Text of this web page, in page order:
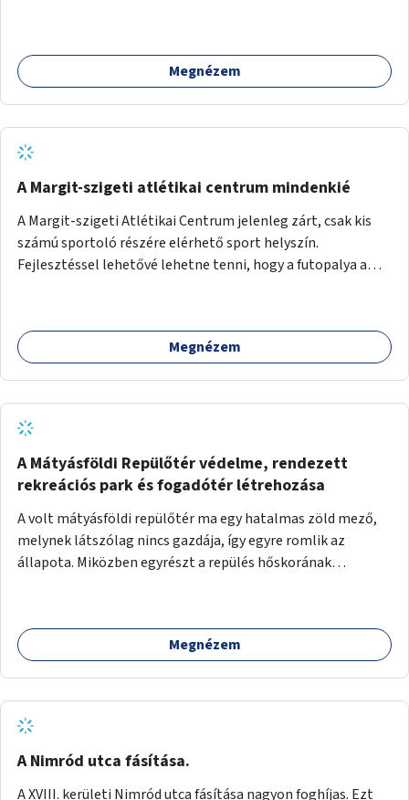
egy látképet, amit azok elvettek.
Megnézem
A Margit-szigeti atlétikai centrum mindenkié
A Margit-szigeti Atlétikai Centrum jelenleg zárt, csak kis
számú sportoló részére elérhető sport helyszín.
Fejlesztéssel lehetővé lehetne tenni, hogy a futopalya a
Ehhez zárható tároló helyet, öltözőt, WC-t kell biztosítani.
Megnézem
A Mátyásföldi Repülőtér védelme, rendezett
rekreációs park és fogadótér létrehozása
A volt mátyásföldi repülőtér ma egy hatalmas zöld mező,
melynek látszólag nincs gazdája, így egyre romlik az
állapota. Miközben egyrészt a repülés hőskorának
kikapcsolódási helyszín: kocogók, kutyasétáltatók,
modellrepülők, sárkányeregetők, lovasok használják. A
kialakítható pihenőhely padokkal, kerékpártármaszokkal,
szemetesekkel, esőbeállóval, ami alkalmas kisebb
csoportok fogadására. A másik két bejárathoz is
Megnézem
A Nimród utca fásítása.
A XVIII. kerületi Nimród utca fásítása nagyon foghíjas. Ezt